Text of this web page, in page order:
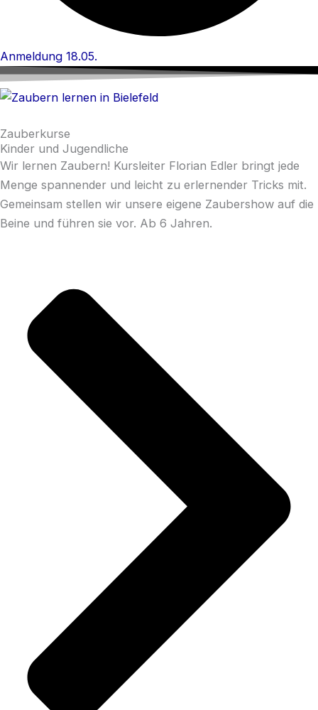
Anmeldung 18.05.
Zauberkurse
Kinder und Jugendliche
Wir lernen Zaubern! Kursleiter Florian Edler bringt jede
Menge spannender und leicht zu erlernender Tricks mit.
Gemeinsam stellen wir unsere eigene Zaubershow auf die
Beine und führen sie vor. Ab 6 Jahren.